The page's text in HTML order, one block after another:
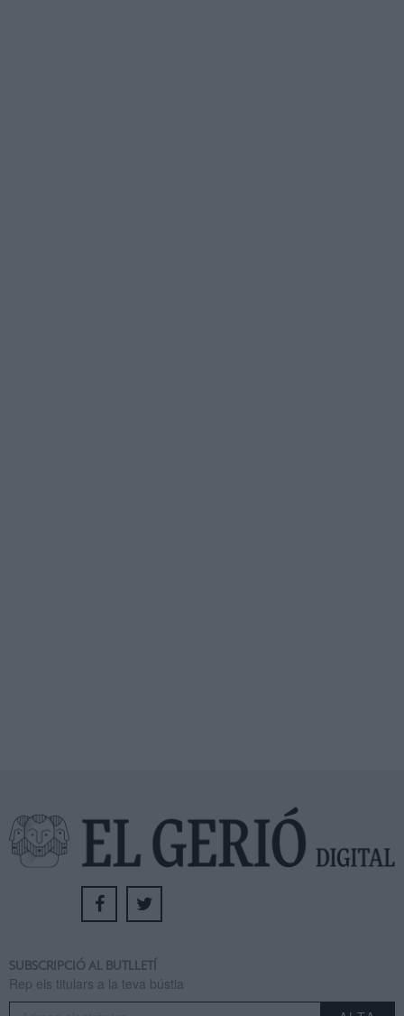
SUBSCRIPCIÓ AL BUTLLETÍ
Rep els titulars a la teva bústia